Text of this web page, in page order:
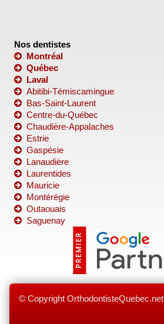
Nos dentistes
Montréal
Québec
Laval
Abitibi-Témiscamingue
Bas-Saint-Laurent
Centre-du-Québec
Chaudière-Appalaches
Estrie
Gaspésie
Lanaudière
Laurentides
Mauricie
Montérégie
Outaouais
Saguenay
© Copyright OrthodontisteQuebec.net